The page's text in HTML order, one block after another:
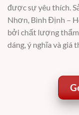
được sự yêu thích.
Nhơn, Bình Định –
bởi chất lượng thẩm
dáng, ý nghĩa và giá